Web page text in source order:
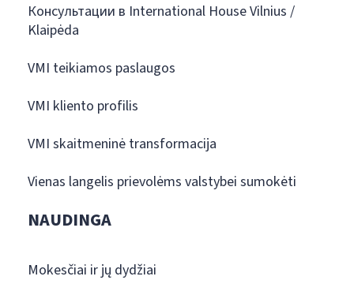
Консультации в International House Vilnius /
Klaipėda
VMI teikiamos paslaugos
VMI kliento profilis
VMI skaitmeninė transformacija
Vienas langelis prievolėms valstybei sumokėti
NAUDINGA
Mokesčiai ir jų dydžiai